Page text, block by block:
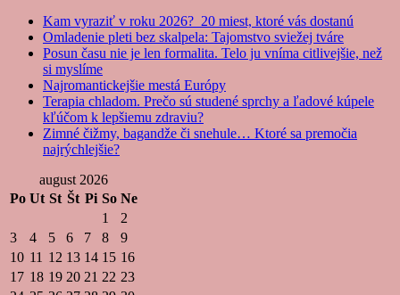
Kam vyraziť v roku 2026? 20 miest, ktoré vás dostanú
Omladenie pleti bez skalpela: Tajomstvo sviežej tváre
Posun času nie je len formalita. Telo ju vníma citlivejšie, než
si myslíme
Najromantickejšie mestá Európy
Terapia chladom. Prečo sú studené sprchy a ľadové kúpele
kľúčom k lepšiemu zdraviu?
Zimné čižmy, bagandže či snehule… Ktoré sa premočia
najrýchlejšie?
august 2026
Po Ut St Št Pi So Ne
1
2
3
4 5 6 7 8
9
10 11 12 13 14 15 16
17 18 19 20 21 22 23